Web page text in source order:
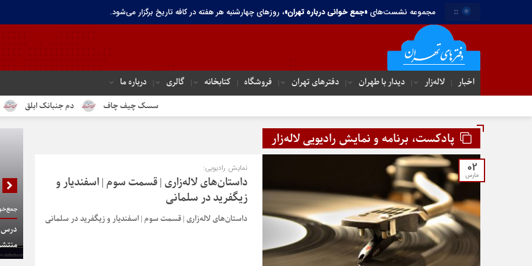
:: مجموعه نشست‌های«جمع خوانی درباره تهران»، روزهای چهارشنبه هر هفته در کافه تاریخ برگزار می‌شود.
اخبار لاله‌زار دیدار با طهران دفترهای تهران‌ فروشگاه کتابخانه گالری درباره ما
سسک چیف چاف دم جنبانک ابلق درباره
پادکست، برنامه و نمایش رادیویی لاله‌زار
02
مارس
نمایش رادیویی:
داستان‌های لاله‌زاری | قسمت سوم | اسفندیار و
زیگفرید در سلمانی
داستان‌های لاله‌زاری | قسمت سوم | اسفنديار و زيگفريد در سلمانی
درس